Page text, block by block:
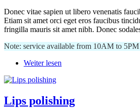
Donec vitae sapien ut libero venenatis
Etiam sit amet orci eget eros faucibus
fringilla mauris sit amet nibh. Donec
Note: service available from 10AM to
Weiter lesen
Lips polishing